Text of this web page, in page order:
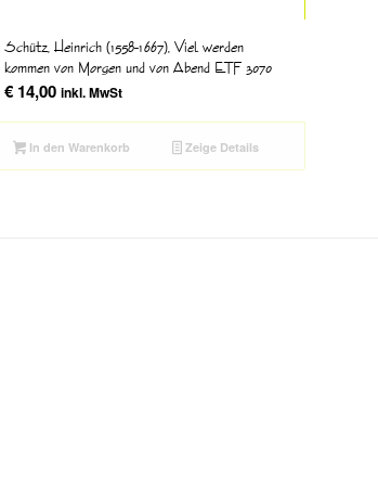
Schütz, Heinrich (1558-1667), Viel werden
kommen von Morgen und von Abend ETF 3070
€14,00 inkl. MwSt
In den Warenkorb Zeige Details